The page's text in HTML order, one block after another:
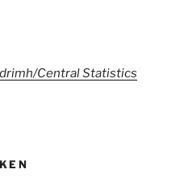
Central Statistics